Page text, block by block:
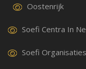
Oostenrijk
Soefi Centra In
Soefi